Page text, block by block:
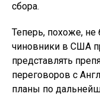
сбора.
Теперь, похоже, не
чиновники в США
представлять
переговоров с
планы по